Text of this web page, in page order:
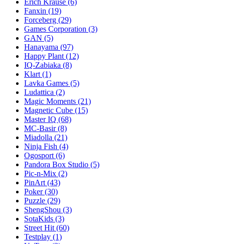
Erich Krause (6)
Fanxin (19)
Forceberg (29)
Games Corporation (3)
GAN (5)
Hanayama (97)
Happy Plant (12)
IQ-Zabiaka (8)
Klart (1)
Lavka Games (5)
Ludattica (2)
Magic Moments (21)
Magnetic Cube (15)
Master IQ (68)
MC-Basir(8)
Miadolla (21)
Ninja Fish (4)
Ogosport (6)
Pandora Box Studio (5)
Pic-n-Mix (2)
PinArt (43)
Poker(30)
Puzzle (29)
ShengShou (3)
SotaKids (3)
Street Hit (60)
Testplay (1)